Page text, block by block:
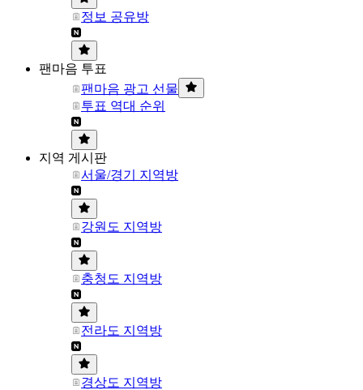
정보 공유방
팬마음 투표
팬마음 광고 선물
투표 역대 순위
지역 게시판
서울/경기 지역방
강원도 지역방
충청도 지역방
전라도 지역방
경상도 지역방